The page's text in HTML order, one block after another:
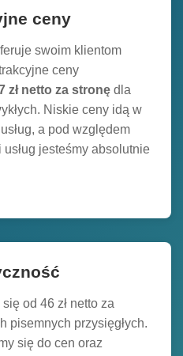
ceny
swoim klientom
ceny
zł netto za stronę dla
Niskie ceny idą w
a pod względem
jesteśmy absolutnie
od 46 zł netto za
pisemnych przysięgłych.
się do cen oraz